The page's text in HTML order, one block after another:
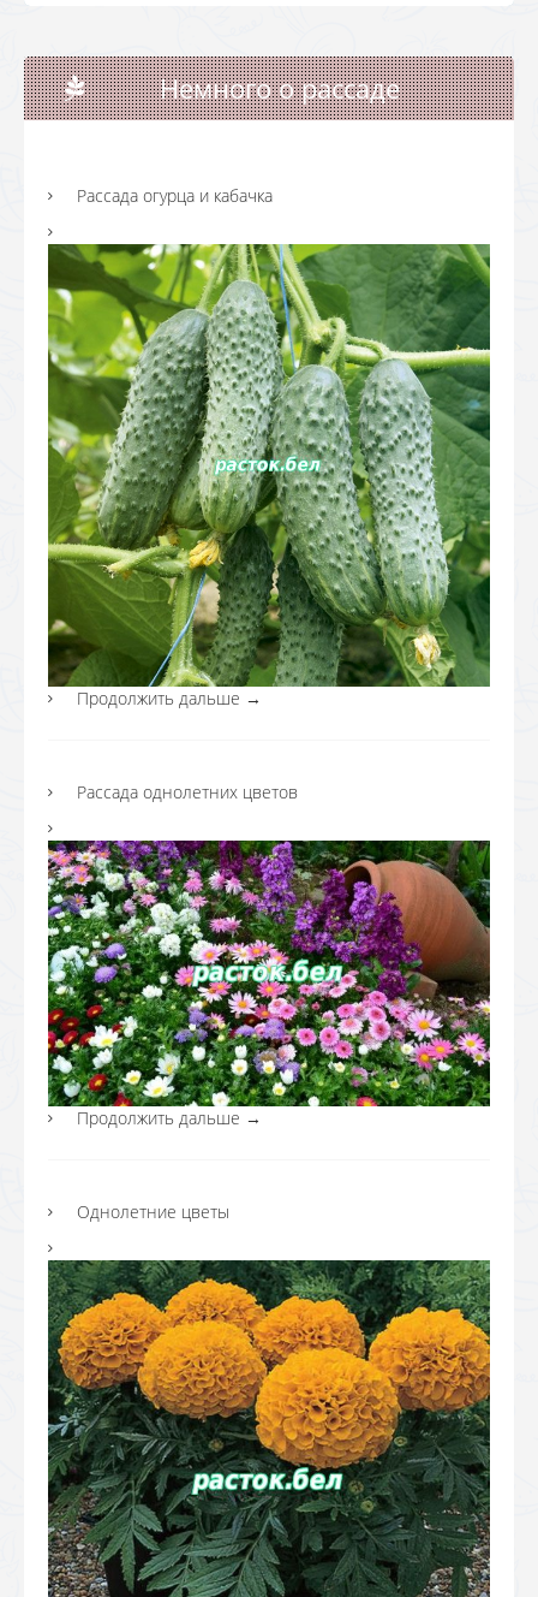
Немного о рассаде
Рассада огурца и кабачка
Продолжить дальше →
Рассада однолетних цветов
Продолжить дальше →
Однолетние цветы